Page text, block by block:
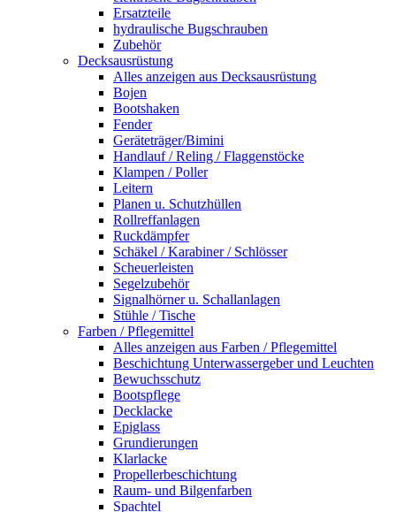
Ersatzteile
hydraulische Bugschrauben
Zubehör
Decksausrüstung
Alles anzeigen aus Decksausrüstung
Bojen
Bootshaken
Fender
Geräteträger/Bimini
Handlauf / Reling / Flaggenstöcke
Klampen / Poller
Leitern
Planen u. Schutzhüllen
Rollreffanlagen
Ruckdämpfer
Schäkel / Karabiner / Schlösser
Scheuerleisten
Segelzubehör
Signalhörner u. Schallanlagen
Stühle / Tische
Farben / Pflegemittel
Alles anzeigen aus Farben / Pflegemittel
Beschichtung Unterwassergeber und Leuchten
Bewuchsschutz
Bootspflege
Decklacke
Epiglass
Grundierungen
Klarlacke
Propellerbeschichtung
Raum- und Bilgenfarben
Spachtel